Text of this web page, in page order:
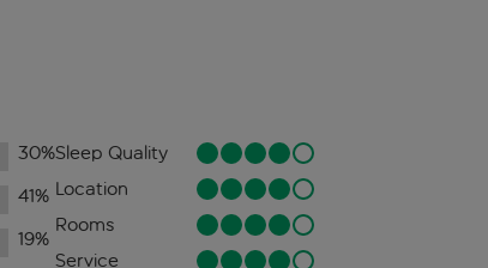
30%
41%
19%
Sleep Quality
Location
Rooms
Service